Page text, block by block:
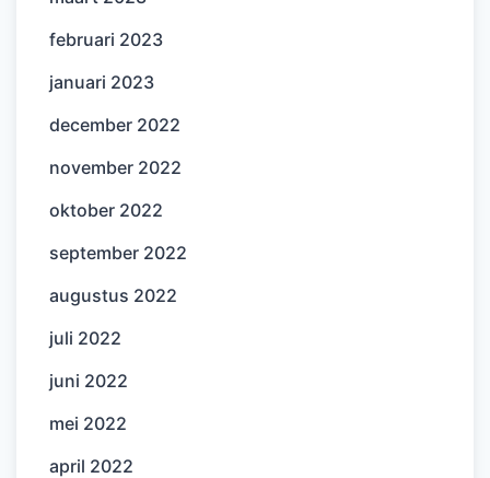
februari 2023
januari 2023
december 2022
november 2022
oktober 2022
september 2022
augustus 2022
juli 2022
juni 2022
mei 2022
april 2022